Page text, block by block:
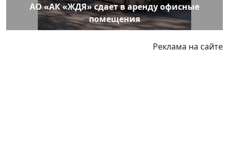
АО «АК «ЖДЯ» сдает в аренду офисные
помещения
Реклама на сайте